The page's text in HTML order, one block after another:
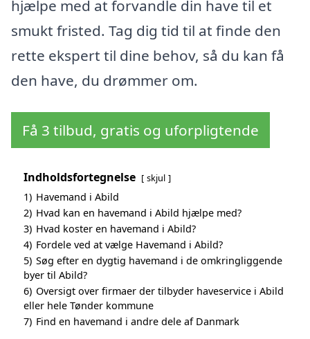
hjælpe med at forvandle din have til et
smukt fristed. Tag dig tid til at finde den
rette ekspert til dine behov, så du kan få
den have, du drømmer om.
Få 3 tilbud, gratis og uforpligtende
Indholdsfortegnelse skjul
1) Havemand i Abild
2) Hvad kan en havemand i Abild hjælpe med?
3) Hvad koster en havemand i Abild?
4) Fordele ved at vælge Havemand i Abild?
5) Søg efter en dygtig havemand i de omkringliggende
byer til Abild?
6) Oversigt over firmaer der tilbyder haveservice i Abild
eller hele Tønder kommune
7) Find en havemand i andre dele af Danmark